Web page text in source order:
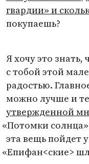
гвардии» и
покупаешь?
Я хочу это знать,
с тобой этой
радостью.
можно лучше и
утвержденной
«Потомки солнца»
эта вещь пойдет
«Епифан<ские>